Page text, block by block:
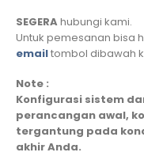
SEGERAhubungi kami.
Untuk pemesanan bisa
emailtombol dibawah
Note :
Konfigurasi sistem
perancangan awal,
tergantung pada
akhir Anda.